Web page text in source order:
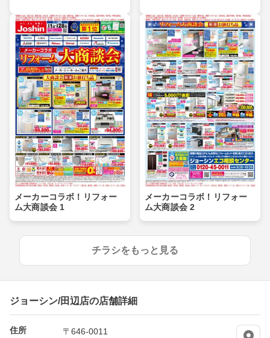
メーカーコラボ！リフォー
ム大商談会 1
メーカーコラボ！リフォー
ム大商談会 2
チラシをもっと見る
ジョーシン/田辺店の店舗詳細
住所
〒646-0011